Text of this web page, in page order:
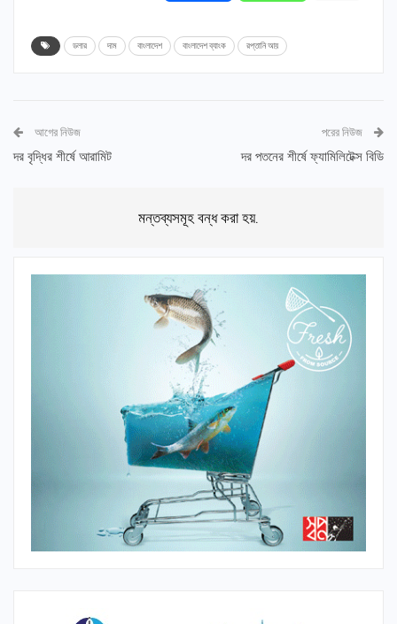
ডলার দাম বাংলাদেশ বাংলাদেশ ব্যাংক রপ্তানি আয়
আগের নিউজ
দর বৃদ্ধির শীর্ষে আরামিট
পরের নিউজ
দর পতনের শীর্ষে ফ্যামিলিটেক্স বিডি
মন্তব্যসমূহ বন্ধ করা হয়.